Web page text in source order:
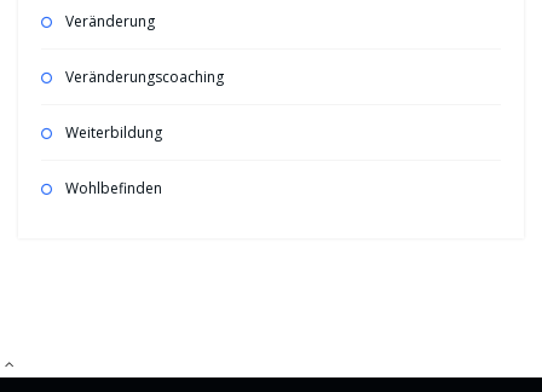
Veränderung
Veränderungscoaching
Weiterbildung
Wohlbefinden